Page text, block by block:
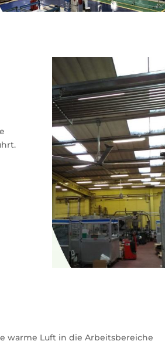
warme Luft in die Arbeitsbereiche